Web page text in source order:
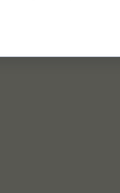
na nowej